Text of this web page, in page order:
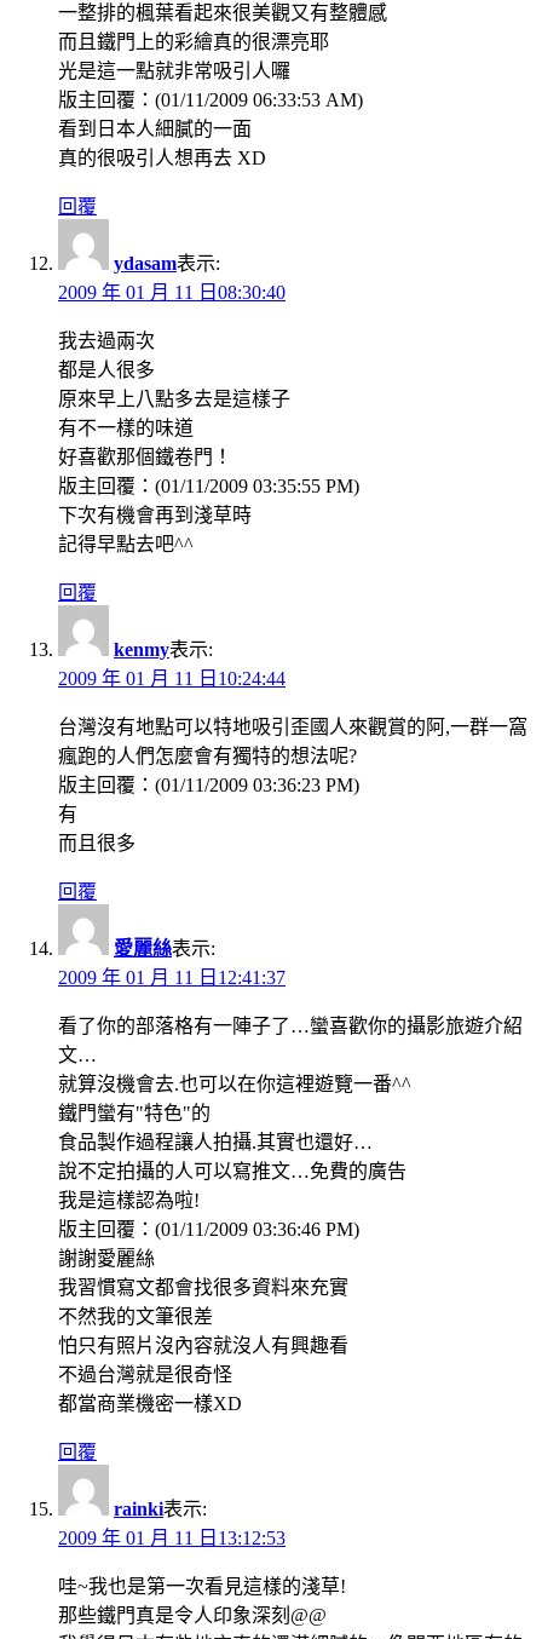
一整排的楓葉看起來很美觀又有整體感
而且鐵門上的彩繪真的很漂亮耶
光是這一點就非常吸引人囉
版主回覆：(01/11/2009 06:33:53 AM)
看到日本人細膩的一面
真的很吸引人想再去 XD
回覆
ydasam表示:
2009 年 01 月 11 日08:30:40
我去過兩次
都是人很多
原來早上八點多去是這樣子
有不一樣的味道
好喜歡那個鐵卷門！
版主回覆：(01/11/2009 03:35:55 PM)
下次有機會再到淺草時
記得早點去吧^^
回覆
kenmy表示:
2009 年 01 月 11 日10:24:44
台灣沒有地點可以特地吸引歪國人來觀賞的阿,一群一窩
瘋跑的人們怎麼會有獨特的想法呢?
版主回覆：(01/11/2009 03:36:23 PM)
有
而且很多
回覆
愛麗絲表示:
2009 年 01 月 11 日12:41:37
看了你的部落格有一陣子了…蠻喜歡你的攝影旅遊介紹
文…
就算沒機會去.也可以在你這裡遊覽一番^^
鐵門蠻有"特色"的
食品製作過程讓人拍攝.其實也還好…
說不定拍攝的人可以寫推文…免費的廣告
我是這樣認為啦!
版主回覆：(01/11/2009 03:36:46 PM)
謝謝愛麗絲
我習慣寫文都會找很多資料來充實
不然我的文筆很差
怕只有照片沒內容就沒人有興趣看
不過台灣就是很奇怪
都當商業機密一樣XD
回覆
rainki表示:
2009 年 01 月 11 日13:12:53
哇~我也是第一次看見這樣的淺草!
那些鐵門真是令人印象深刻@@